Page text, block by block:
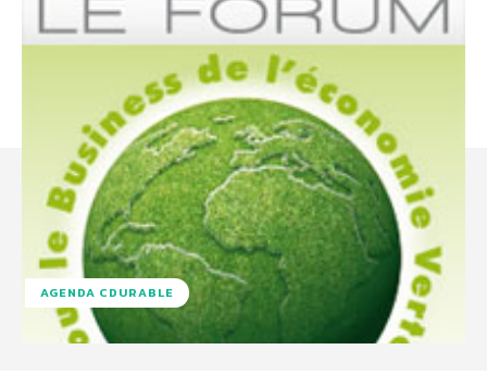
AGENDA CDURABLE